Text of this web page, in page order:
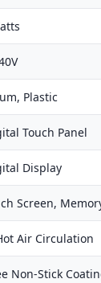
Plastic
Touch Panel
Display
Screen,
Air Circulation
Non-Stick